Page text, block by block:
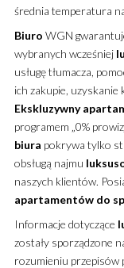
średnia temperatura
Biuro WGN
wybranych wcześniej
usługę tłumacza,
ich zakupie,
Ekskluzywny
programem „0%
biura pokrywa tylko
obsługą najmu
naszych klientów.
apartamentów do
Informacje dotyczące
zostały sporządzone
rozumieniu przepisów